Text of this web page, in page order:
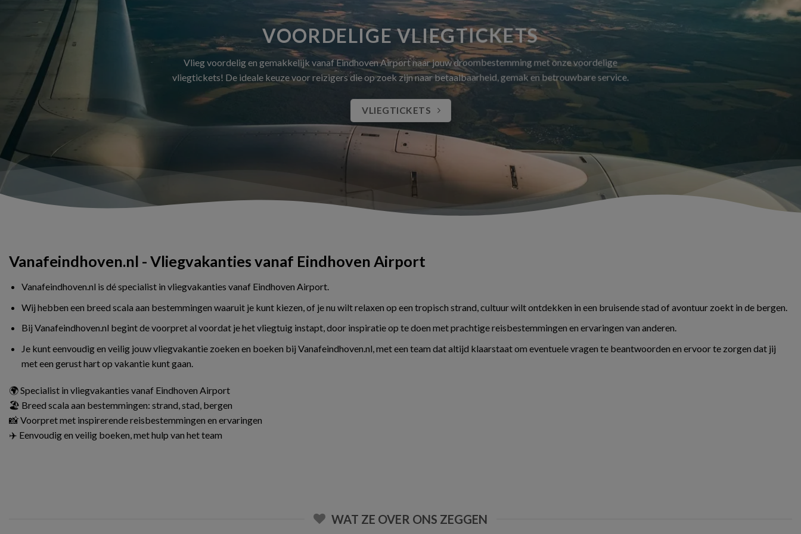
VOORDELIGE VLIEGTICKETS
Vlieg voordelig en gemakkelijk vanaf Eindhoven Airport naar jouw droombestemming met onze voordelige
vliegtickets! De ideale keuze voor reizigers die op zoek zijn naar betaalbaarheid, gemak en betrouwbare service.
VLIEGTICKETS
Vanafeindhoven.nl - Vliegvakanties vanaf Eindhoven Airport
Vanafeindhoven.nl is dé specialist in vliegvakanties vanaf Eindhoven Airport.
Wij hebben een breed scala aan bestemmingen waaruit je kunt kiezen, of je nu wilt relaxen op een tropisch strand, cultuur wilt ontdekken in een bruisende stad of avontuur zoekt in de bergen.
Bij Vanafeindhoven.nl begint de voorpret al voordat je het vliegtuig instapt, door inspiratie op te doen met prachtige reisbestemmingen en ervaringen van anderen.
Je kunt eenvoudig en veilig jouw vliegvakantie zoeken en boeken bij Vanafeindhoven.nl, met een team dat altijd klaarstaat om eventuele vragen te beantwoorden en ervoor te zorgen dat jij
met een gerust hart op vakantie kunt gaan.
🌍 Specialist in vliegvakanties vanaf Eindhoven Airport
🏖️ Breed scala aan bestemmingen: strand, stad, bergen
📸 Voorpret met inspirerende reisbestemmingen en ervaringen
✈️ Eenvoudig en veilig boeken, met hulp van het team
WAT ZE OVER ONS ZEGGEN